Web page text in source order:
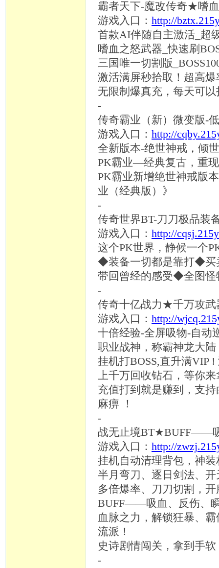
霸者天下-魔改传奇★嗜血
游戏入口： http://
首款AI伴随自主激活_超
嗜血之怒武器 _快速刷
三国唯一切割版
激活满屏秒拾取！超高爆
无限制爆真充，每天可
-
传奇霸业（新）微变版-
游戏入口： http://
全新版本-绝世神戒，倾
PK霸业—经典复古，重
PK霸业新增绝世神戒版
业（经典版）》
-
传奇世界BT-刀刀极品装
游戏入口： http://
这个PK世界，静候一个
◆装备一切都是靠打◆
带回曾经的感受◆全图怪
-
传奇十亿战力★千万攻武
游戏入口： http://
十倍经验-全屏吸物-自动
职业战神，称霸神龙大陆
挂机打BOSS,直升满VIP
上千万回收钻石，等你来
充值打到就是赚到，支持
麻痹 ！
-
战无止境BT★BUFF——
游戏入口： http://
挂机自动清理背包，神
半月弯刀、逐日剑法、
多倍爆率、刀刀切割，
BUFF——吸血、反伤、
血脉之力，解锁狂暴、
流派！
史诗剧情闯关，拿到手软
-